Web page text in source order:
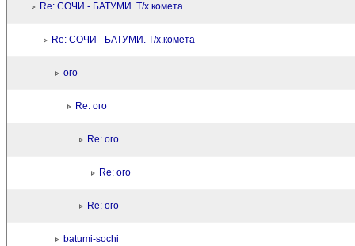
Re: СОЧИ - БАТУМИ. Т/х.комета
Re: СОЧИ - БАТУМИ. Т/х.комета
ого
Re: ого
Re: ого
Re: ого
Re: ого
batumi-sochi